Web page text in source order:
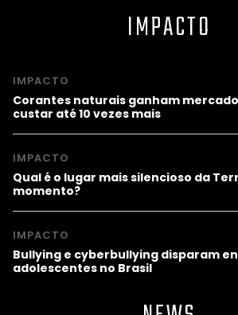
IMPACTO
IMPACTO
Corantes naturais ganham
custar até 10 vezes mais
IMPACTO
Qual é o lugar mais silencioso da
momento?
IMPACTO
Bullying e cyberbullying disparam
adolescentes no Brasil